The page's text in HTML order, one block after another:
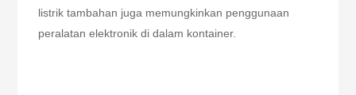
listrik tambahan juga memungkinkan penggunaan
peralatan elektronik di dalam kontainer.